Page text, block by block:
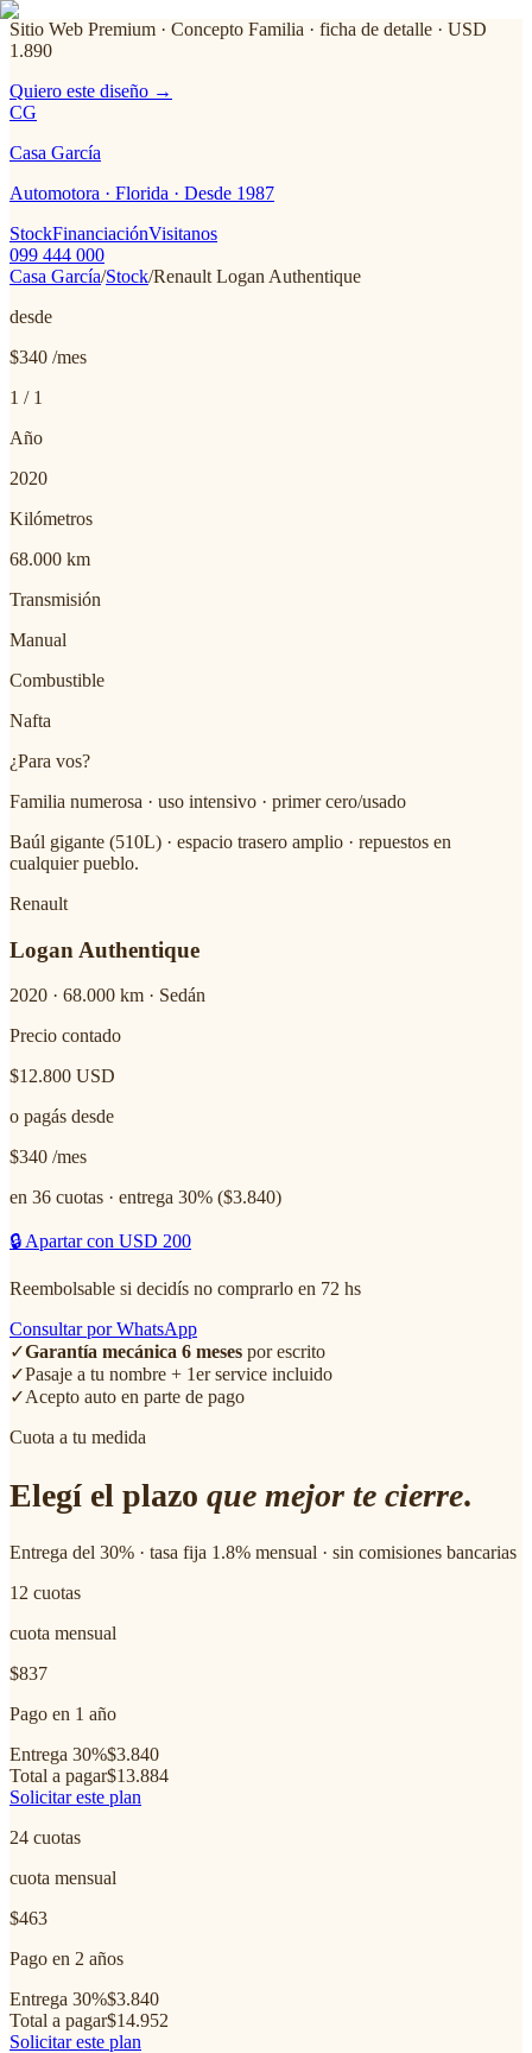
Sitio Web Premium · Concepto Familia · ficha de detalle · USD
1.890
Quiero este diseño →
CG
Casa García
Automotora · Florida · Desde 1987
StockFinanciaciónVisitanos
099 444 000
Casa García/Stock/Renault Logan Authentique
desde
$340 /mes
1 / 1
Año
2020
Kilómetros
68.000 km
Transmisión
Manual
Combustible
Nafta
¿Para vos?
Familia numerosa · uso intensivo · primer cero/usado
Baúl gigante (510L) · espacio trasero amplio · repuestos en
cualquier pueblo.
Renault
Logan Authentique
2020 · 68.000 km · Sedán
Precio contado
$12.800 USD
o pagás desde
$340 /mes
en 36 cuotas · entrega 30% ($3.840)
🔒 Apartar con USD 200
Reembolsable si decidís no comprarlo en 72 hs
Consultar por WhatsApp
✓Garantía mecánica 6 meses por escrito
✓Pasaje a tu nombre + 1er service incluido
✓Acepto auto en parte de pago
Cuota a tu medida
Elegí el plazo que mejor te cierre.
Entrega del 30% · tasa fija 1.8% mensual · sin comisiones bancarias
12 cuotas
cuota mensual
$837
Pago en 1 año
Entrega 30%$3.840
Total a pagar$13.884
Solicitar este plan
24 cuotas
cuota mensual
$463
Pago en 2 años
Entrega 30%$3.840
Total a pagar$14.952
Solicitar este plan